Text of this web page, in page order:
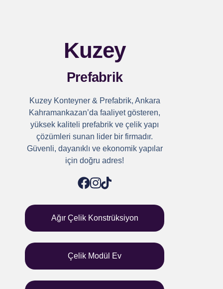
Kuzey
Prefabrik
Kuzey Konteyner & Prefabrik, Ankara
Kahramankazan’da faaliyet gösteren,
yüksek kaliteli prefabrik ve çelik yapı
çözümleri sunan lider bir firmadır.
Güvenli, dayanıklı ve ekonomik yapılar
için doğru adres!
Ağır Çelik Konstrüksiyon
Çelik Modül Ev